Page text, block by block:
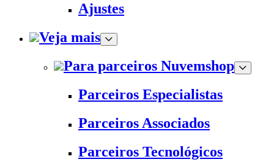
Ajustes
Veja mais
Para parceiros Nuvemshop
Parceiros Especialistas
Parceiros Associados
Parceiros Tecnológicos